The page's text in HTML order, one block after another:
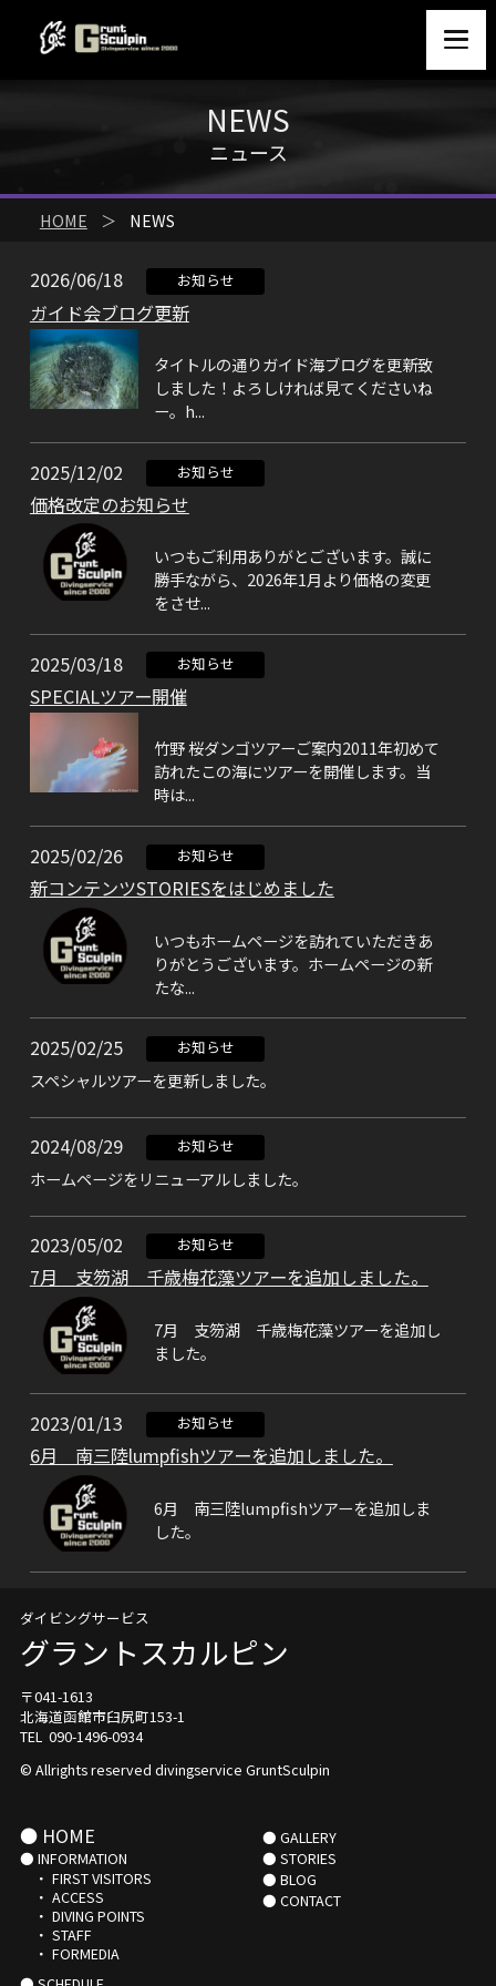
NEWS
ニュース
HOME ＞ NEWS
2026/06/18 お知らせ
ガイド会ブログ更新
タイトルの通りガイド海ブログを更新致
しました！よろしければ見てくださいね
ー。h...
2025/12/02 お知らせ
価格改定のお知らせ
いつもご利用ありがとございます。誠に
勝手ながら、2026年1月より価格の変更
をさせ...
2025/03/18 お知らせ
SPECIALツアー開催
竹野 桜ダンゴツアーご案内2011年初めて
訪れたこの海にツアーを開催します。当
時は...
2025/02/26 お知らせ
新コンテンツSTORIESをはじめました
いつもホームページを訪れていただきあ
りがとうございます。ホームページの新
たな...
2025/02/25 お知らせ
スペシャルツアーを更新しました。
2024/08/29 お知らせ
​ホームページをリニューアルしました。
2023/05/02 お知らせ
7月 支笏湖 千歳梅花藻ツアーを追加しました。
7月 支笏湖 千歳梅花藻ツアーを追加し
ました。
2023/01/13 お知らせ
6月 南三陸lumpfishツアーを追加しました。
6月 南三陸lumpfishツアーを追加しま
した。
ダイビングサービス
グラントスカルピン
〒041-1613
北海道函館市臼尻町153-1
TEL 090-1496-0934
© Allrights reserved divingservice GruntSculpin
● HOME
● INFORMATION
・ FIRST VISITORS
・ ACCESS
・ DIVING POINTS
・ STAFF
・ FORMEDIA
● GALLERY
● STORIES
● BLOG
● CONTACT